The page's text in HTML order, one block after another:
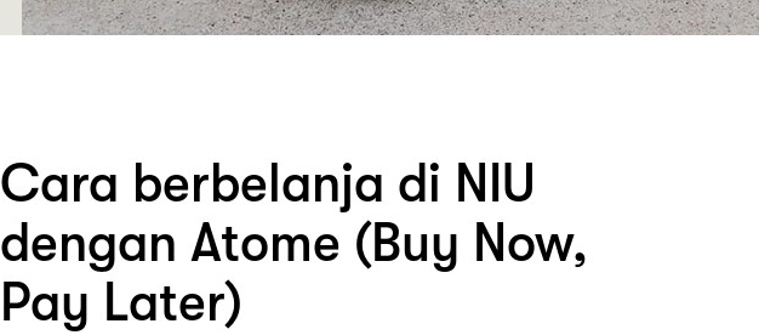
Cara berbelanja di NIU
dengan Atome (Buy Now,
Pay Later)